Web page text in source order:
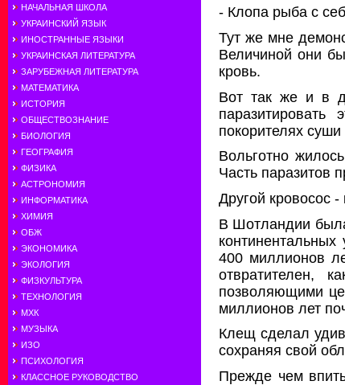
НАЧАЛЬНАЯ ШКОЛА
УКРАИНСКИЙ ЯЗЫК
ИНОСТРАННЫЕ ЯЗЫКИ
УКРАИНСКАЯ ЛИТЕРАТУРА
ЗАРУБЕЖНАЯ ЛИТЕРАТУРА
МАТЕМАТИКА
ИСТОРИЯ
ОБЩЕСТВОЗНАНИЕ
БИОЛОГИЯ
ГЕОГРАФИЯ
ФИЗИКА
АСТРОНОМИЯ
ИНФОРМАТИКА
ХИМИЯ
ОБЖ
ЭКОНОМИКА
ЭКОЛОГИЯ
ФИЗКУЛЬТУРА
ТЕХНОЛОГИЯ
МХК
МУЗЫКА
ИЗО
ПСИХОЛОГИЯ
КЛАССНОЕ РУКОВОДСТВО
- Клопа рыба с
Тут же мне
Величиной они
кровь.
Вот так же и в
покорителях
Вольготно
Часть паразитов
Другой кровосос
В Шотландии
400 миллионов
отвратителен,
позволяющими
миллионов лет
Клещ сделал
сохраняя свой
Прежде чем